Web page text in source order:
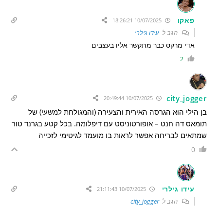
פאקו 10/07/2025 18:26:21
הגב לעידו גילרי
אדי מרקס כבר מתקשר אליו בעצבים
2
city_jogger
10/07/2025 20:49:44
בן הילי הוא הגרסה האירית והצעירה (והמגולחת למשעי) של
תומאס דה חנט – אופורטוניסט עם דיפלומה. בכל קטע בגרנד טור
שמתאים לבריחה אפשר לראות בו מועמד לגיטימי לזכייה
0
עידו גילרי 10/07/2025 21:11:43
הגב לcity_jogger